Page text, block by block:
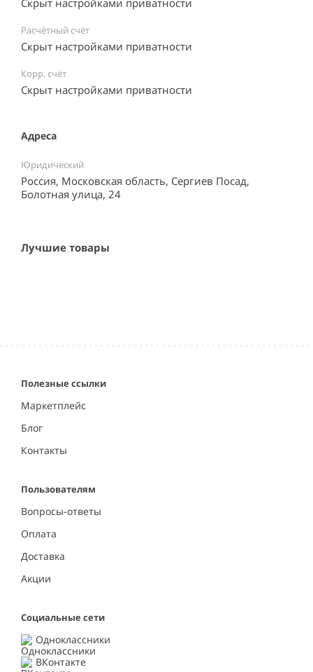
Скрыт настройками приватности
Расчётный счёт
Скрыт настройками приватности
Корр. счёт
Скрыт настройками приватности
Адреса
Юридический
Россия, Московская область, Сергиев Посад,
Болотная улица, 24
Лучшие товары
Полезные ссылки
Маркетплейс
Блог
Контакты
Пользователям
Вопросы-ответы
Оплата
Доставка
Акции
Социальные сети
Одноклассники
ВКонтакте